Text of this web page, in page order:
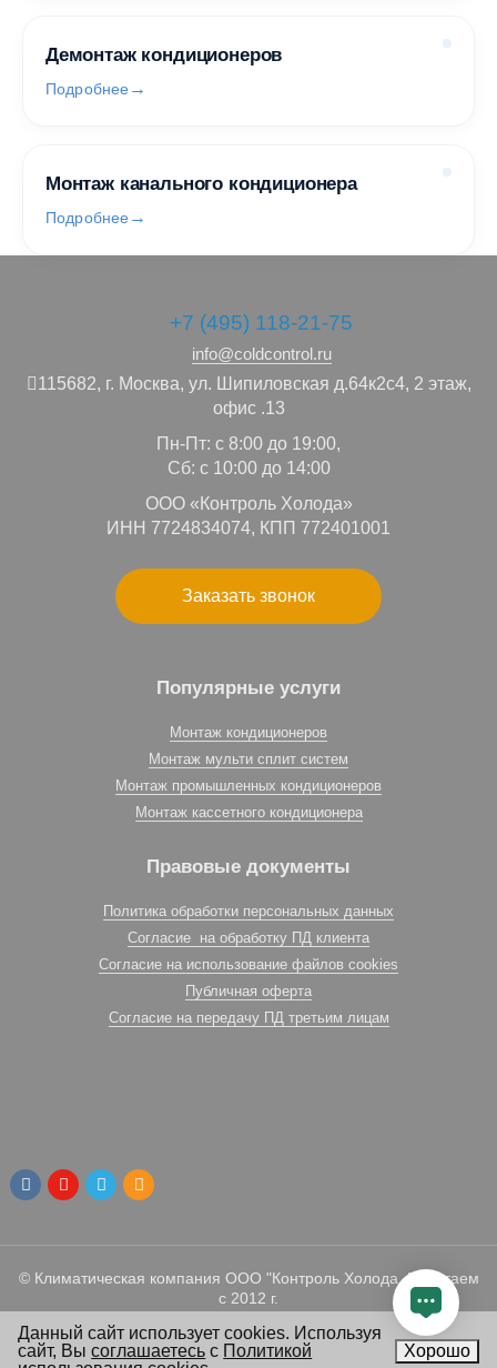
Демонтаж кондиционеров
Подробнее
Монтаж канального кондиционера
Подробнее
+7 (495) 118-21-75
info@coldcontrol.ru
115682, г. Москва, ул. Шипиловская д.64к2с4, 2 этаж,
офис .13
Пн-Пт: с 8:00 до 19:00,
Сб: с 10:00 до 14:00
ООО «Контроль Холода»
ИНН 7724834074, КПП 772401001
Заказать звонок
Популярные услуги
Монтаж кондиционеров
Монтаж мульти сплит систем
Монтаж промышленных кондиционеров
Монтаж кассетного кондиционера
Правовые документы
Политика обработки персональных данных
Согласие на обработку ПД клиента
Согласие на использование файлов cookies
Публичная оферта
Согласие на передачу ПД третьим лицам
© Климатическая компания ООО "Контроль Холода. Работаем
с 2012 г.
Данный сайт использует cookies. Используя
сайт, Высоглашаетесь с Политикой
Хорошо